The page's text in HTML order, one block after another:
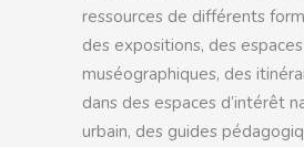
ressources de différents
des expositions, des espaces
muséographiques, des
dans des espaces d’intérêt
urbain, des guides